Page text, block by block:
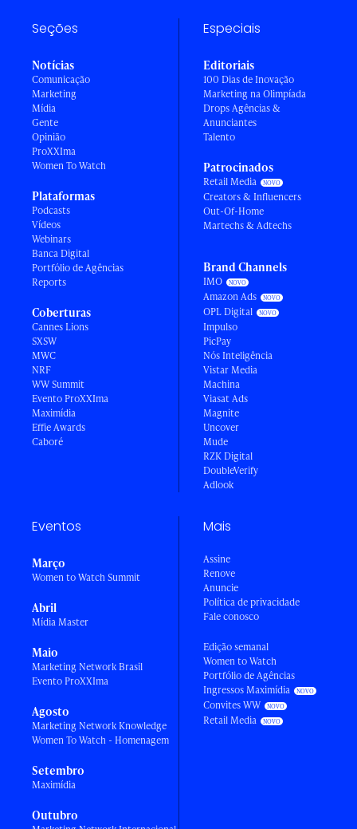
Seções
Notícias
Comunicação
Marketing
Mídia
Gente
Opinião
ProXXIma
Women To Watch
Plataformas
Podcasts
Vídeos
Webinars
Banca Digital
Portfólio de Agências
Reports
Coberturas
Cannes Lions
SXSW
MWC
NRF
WW Summit
Evento ProXXIma
Maximídia
Effie Awards
Caboré
Especiais
Editoriais
100 Dias de Inovação
Marketing na Olimpíada
Drops Agências &
Anunciantes
Talento
Patrocinados
Retail Media
Creators & Influencers
Out-Of-Home
Martechs & Adtechs
Brand Channels
IMO
Amazon Ads
OPL Digital
Impulso
PicPay
Nós Inteligência
Vistar Media
Machina
Viasat Ads
Magnite
Uncover
Mude
RZK Digital
DoubleVerify
Adlook
Eventos
Março
Women to Watch Summit
Abril
Mídia Master
Maio
Marketing Network Brasil
Evento ProXXIma
Agosto
Marketing Network Knowledge
Women To Watch - Homenagem
Setembro
Maximídia
Outubro
Mais
Assine
Renove
Anuncie
Política de privacidade
Fale conosco
Edição semanal
Women to Watch
Portfólio de Agências
Ingressos Maximídia
Convites WW
Retail Media